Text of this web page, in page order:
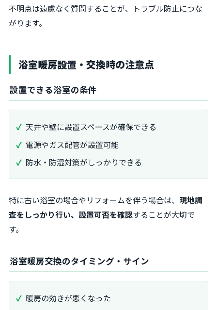
不明点は遠慮なく質問することが、トラブル防止につな
がります。
浴室暖房設置・交換時の注意点
設置できる浴室の条件
天井や壁に設置スペースが確保できる
電源やガス配管が設置可能
防水・防湿対策がしっかりできる
特に古い浴室の場合やリフォームを伴う場合は、 現地調
査をしっかり行い、設置可否を確認することが大切で
す。
浴室暖房交換のタイミング・サイン
暖房の効きが悪くなった